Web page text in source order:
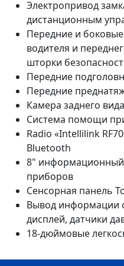
Электропривод
дистанционным
Передние и
водителя и
шторки
Передние
Передние
Камера заднего вида
Система помощи
Radio «Intellilink
Bluetooth
8" информационный
приборов
Сенсорная панель
Вывод информации
дисплей, датчики
18-дюймовые